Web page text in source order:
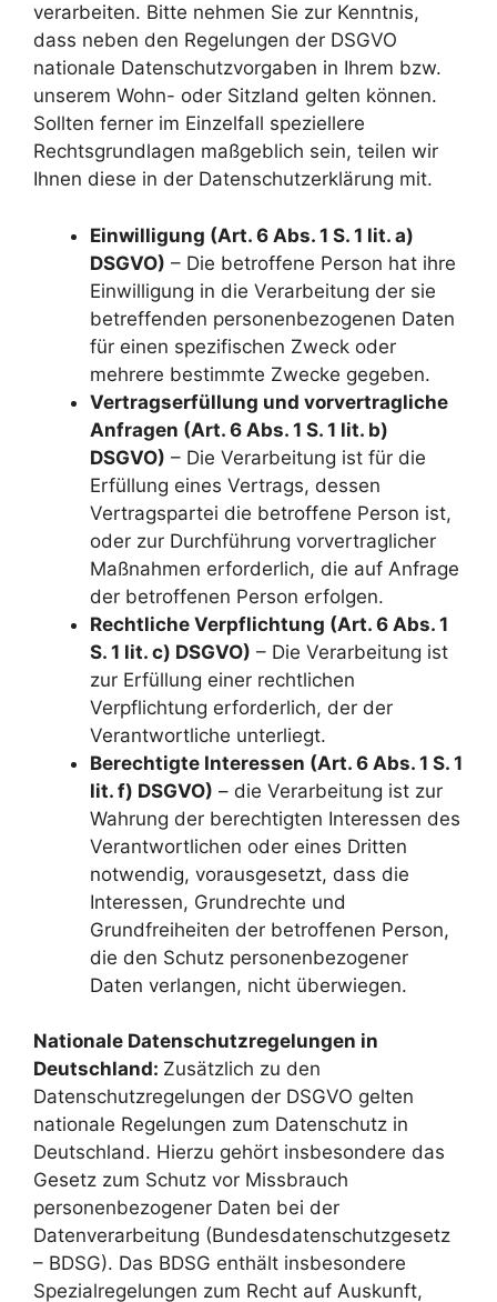
verarbeiten. Bitte nehmen Sie zur Kenntnis,
dass neben den Regelungen der DSGVO
nationale Datenschutzvorgaben in Ihrem bzw.
unserem Wohn- oder Sitzland gelten können.
Sollten ferner im Einzelfall speziellere
Rechtsgrundlagen maßgeblich sein, teilen wir
Ihnen diese in der Datenschutzerklärung mit.
Einwilligung (Art. 6 Abs. 1 S. 1 lit. a)
DSGVO) – Die betroffene Person hat ihre
Einwilligung in die Verarbeitung der sie
betreffenden personenbezogenen Daten
für einen spezifischen Zweck oder
mehrere bestimmte Zwecke gegeben.
Vertragserfüllung und vorvertragliche
Anfragen (Art. 6 Abs. 1 S. 1 lit. b)
DSGVO) – Die Verarbeitung ist für die
Erfüllung eines Vertrags, dessen
Vertragspartei die betroffene Person ist,
oder zur Durchführung vorvertraglicher
Maßnahmen erforderlich, die auf Anfrage
der betroffenen Person erfolgen.
Rechtliche Verpflichtung (Art. 6 Abs. 1
S. 1 lit. c) DSGVO) – Die Verarbeitung ist
zur Erfüllung einer rechtlichen
Verpflichtung erforderlich, der der
Verantwortliche unterliegt.
Berechtigte Interessen (Art. 6 Abs. 1 S. 1
lit. f) DSGVO) – die Verarbeitung ist zur
Wahrung der berechtigten Interessen des
Verantwortlichen oder eines Dritten
notwendig, vorausgesetzt, dass die
Interessen, Grundrechte und
Grundfreiheiten der betroffenen Person,
die den Schutz personenbezogener
Daten verlangen, nicht überwiegen.
Nationale Datenschutzregelungen in
Deutschland: Zusätzlich zu den
Datenschutzregelungen der DSGVO gelten
nationale Regelungen zum Datenschutz in
Deutschland. Hierzu gehört insbesondere das
Gesetz zum Schutz vor Missbrauch
personenbezogener Daten bei der
Datenverarbeitung (Bundesdatenschutzgesetz
– BDSG). Das BDSG enthält insbesondere
Spezialregelungen zum Recht auf Auskunft,